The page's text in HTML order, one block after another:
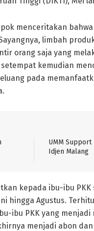
menceritakan
limbah
orang saja yang
kemudian
pada
UMM Support
Idjen Malang
kepada ibu-ibu
hingga Agustus.
ibu PKK yang
menjadi abon